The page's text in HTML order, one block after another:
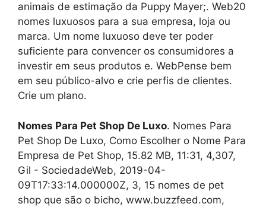
animais de estimação da Puppy Mayer;. Web20
nomes luxuosos para a sua empresa, loja ou
marca. Um nome luxuoso deve ter poder
suficiente para convencer os consumidores a
investir em seus produtos e. WebPense bem
em seu público-alvo e crie perfis de clientes.
Crie um plano.
Nomes Para Pet Shop De Luxo. Nomes Para
Pet Shop De Luxo, Como Escolher o Nome Para
Empresa de Pet Shop, 15.82 MB, 11:31, 4,307,
Gil - SociedadeWeb, 2019-04-
09T17:33:14.000000Z, 3, 15 nomes de pet
shop que são o bicho, www.buzzfeed.com,